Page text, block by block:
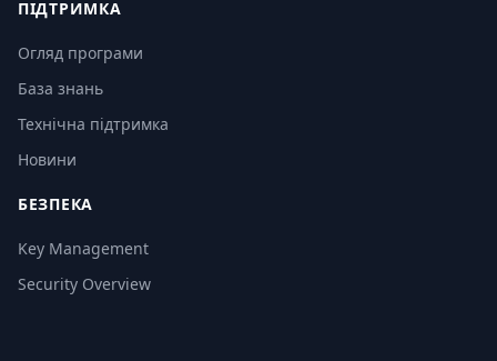
ПІДТРИМКА
Огляд програми
База знань
Технічна підтримка
Новини
БЕЗПЕКА
Key Management
Security Overview